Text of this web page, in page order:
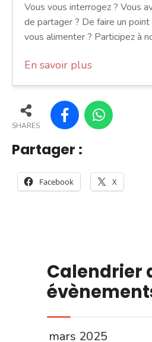
Vous vous interrogez ? Vous
de partager ? De faire un
vous alimenter ? Participez à
En savoir plus
SHARES
Partager :
Facebook X
Calendrier